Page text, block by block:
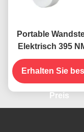
Portable
Elektrisch 395
Fliegende
Insektenfänger
Erhalten Sie
Preis